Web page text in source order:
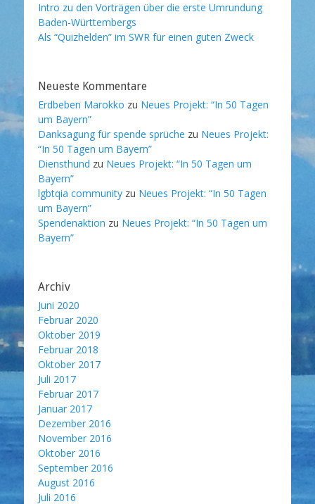
Intro zu den Vorträgen über die erste Umrundung
Baden-Württembergs
Als “Quizhelden” im SWR für einen guten Zweck
Neueste Kommentare
Erdbeben Marokko zu Neues Projekt: “In 50 Tagen
um Bayern”
Danksagung für spende sprüche zu Neues Projekt:
“In 50 Tagen um Bayern”
Diensthund zu Neues Projekt: “In 50 Tagen um
Bayern”
lgbtqia community zu Neues Projekt: “In 50 Tagen
um Bayern”
Spendenaktion zu Neues Projekt: “In 50 Tagen um
Bayern”
Archiv
Juni 2020
Februar 2020
Oktober 2019
Februar 2018
Oktober 2017
Juli 2017
Februar 2017
Januar 2017
Dezember 2016
November 2016
Oktober 2016
September 2016
August 2016
Juli 2016